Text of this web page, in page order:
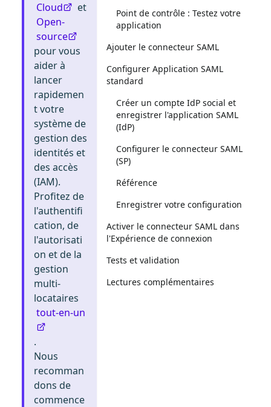
Cloud
et
Open-
source
pour vous
aider à
lancer
rapidemen
t votre
système de
gestion des
identités et
des accès
(IAM).
Profitez de
l'authentifi
cation, de
l'autorisati
on et de la
gestion
multi-
locataires
tout-en-un
.
Nous
recomman
dons de
commence
Point de contrôle : Testez votre
application
Ajouter le connecteur SAML
Configurer Application SAML
standard
Créer un compte IdP social et
enregistrer l'application SAML
(IdP)
Configurer le connecteur SAML
(SP)
Référence
Enregistrer votre configuration
Activer le connecteur SAML dans
l'Expérience de connexion
Tests et validation
Lectures complémentaires